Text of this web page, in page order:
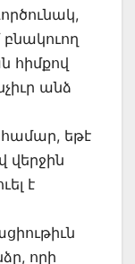
հիմքով
անձ
եթէ
վերջին
է
որի